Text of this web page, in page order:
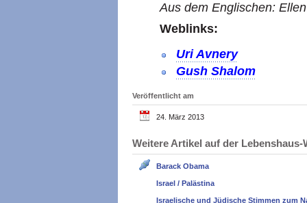
Aus dem Englischen:
Weblinks:
Uri Avnery
Gush Shalom
Veröffentlicht am
24. März 2013
Weitere Artikel auf der
Barack Obama
Israel / Palästina
Israelische und Jüdische Stimmen zum